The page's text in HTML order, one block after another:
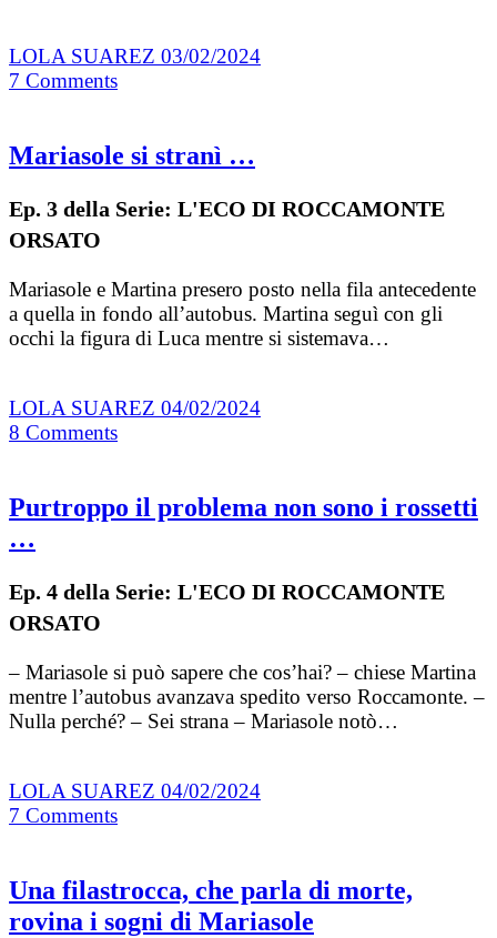
LOLA SUAREZ 03/02/2024
7 Comments
Mariasole si stranì …
Ep. 3 della Serie: L'ECO DI ROCCAMONTE
ORSATO
Mariasole e Martina presero posto nella fila antecedente
a quella in fondo all’autobus. Martina seguì con gli
occhi la figura di Luca mentre si sistemava…
LOLA SUAREZ 04/02/2024
8 Comments
Purtroppo il problema non sono i rossetti
…
Ep. 4 della Serie: L'ECO DI ROCCAMONTE
ORSATO
– Mariasole si può sapere che cos’hai? – chiese Martina
mentre l’autobus avanzava spedito verso Roccamonte. –
Nulla perché? – Sei strana – Mariasole notò…
LOLA SUAREZ 04/02/2024
7 Comments
Una filastrocca, che parla di morte,
rovina i sogni di Mariasole